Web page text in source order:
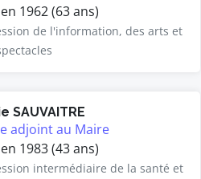
1962 (63 ans)
de l'information, des arts et
SAUVAITRE
adjoint au Maire
1983 (43 ans)
intermédiaire de la santé et